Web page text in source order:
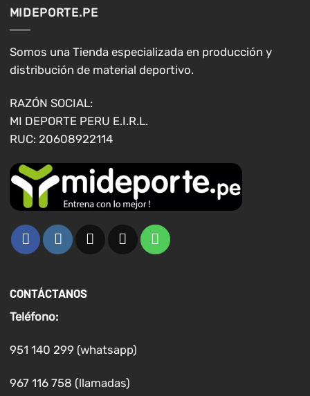
se
pueden
elegir
en
página
de
producto
elegir
en
MIDEPORTE.PE
Somos una Tienda especializada en producción y
distribución de material deportivo.
RAZÓN SOCIAL:
MI DEPORTE PERU E.I.R.L.
RUC: 20608922114
CONTÁCTANOS
Teléfono:
951 140 299 (whatsapp)
967 116 758 (llamadas)